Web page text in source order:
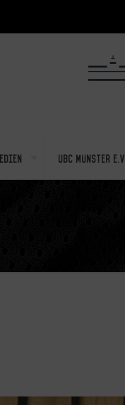
UBC Münster e.V.